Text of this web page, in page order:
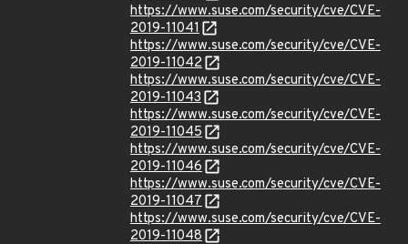
https://www.suse.com/security/cve/CVE-
2019-11041
https://www.suse.com/security/cve/CVE-
2019-11042
https://www.suse.com/security/cve/CVE-
2019-11043
https://www.suse.com/security/cve/CVE-
2019-11045
https://www.suse.com/security/cve/CVE-
2019-11046
https://www.suse.com/security/cve/CVE-
2019-11047
https://www.suse.com/security/cve/CVE-
2019-11048